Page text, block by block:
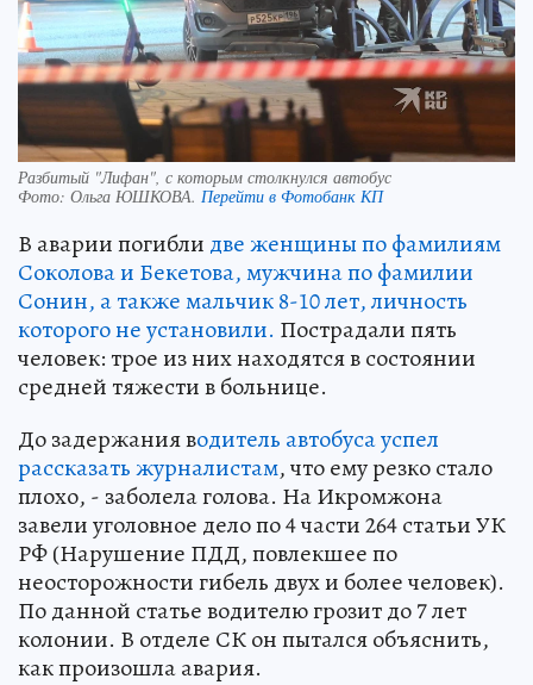
Разбитый "Лифан", с которым столкнулся автобус
Фото: Ольга ЮШКОВА. Перейти в Фотобанк КП
В аварии погибли две женщины по фамилиям
Соколова и Бекетова, мужчина по фамилии
Сонин, а также мальчик 8-10 лет, личность
которого не установили. Пострадали пять
человек: трое из них находятся в состоянии
средней тяжести в больнице.
До задержания водитель автобуса успел
рассказать журналистам, что ему резко стало
плохо, - заболела голова. На Икромжона
завели уголовное дело по 4 части 264 статьи УК
РФ (Нарушение ПДД, повлекшее по
неосторожности гибель двух и более человек).
По данной статье водителю грозит до 7 лет
колонии. В отделе СК он пытался объяснить,
как произошла авария.